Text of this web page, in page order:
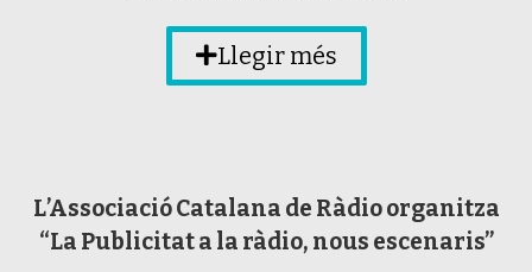
Llegir més
L’Associació Catalana de Ràdio organitza
“La Publicitat a la ràdio, nous escenaris”